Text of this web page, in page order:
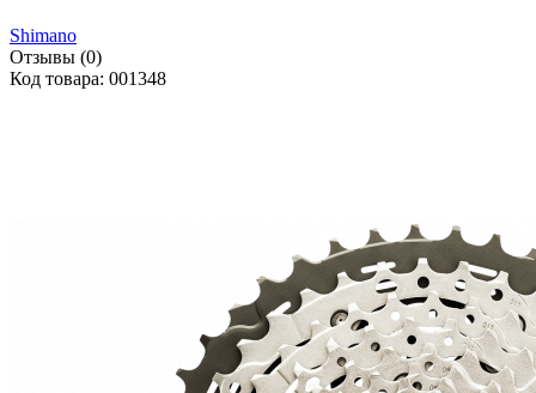
Shimano
Отзывы (0)
Код товара: 001348